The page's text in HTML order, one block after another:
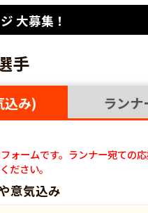
大募集！
手
込み) ラン
ォームです。ランナー宛ての
ださい。
意気込み